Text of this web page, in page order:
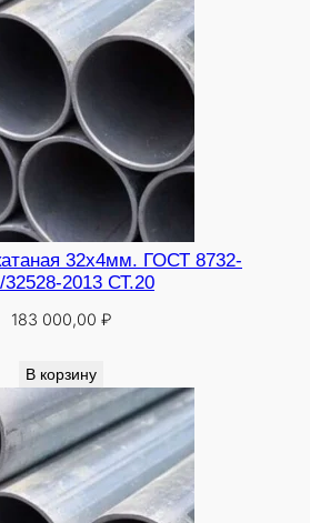
32х4мм. ГОСТ 8732-
2013 СТ.20
183 000,00 ₽
В корзину